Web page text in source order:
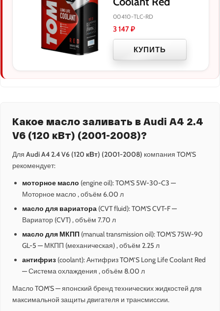
00410-TLC-RD
3 147₽
КУПИТЬ
Какое масло заливать в Audi A4 2.4
V6 (120 кВт) (2001-2008)?
Для Audi A4 2.4 V6 (120 кВт) (2001-2008) компания TOM'S
рекомендует:
моторное масло (engine oil): TOM'S 5W-30-C3 —
Моторное масло , объём 6.00 л
масло для вариатора (CVT fluid): TOM'S CVT-F —
Вариатор (CVT) , объём 7.70 л
масло для МКПП (manual transmission oil): TOM'S 75W-90
GL-5 — МКПП (механическая) , объём 2.25 л
антифриз (coolant): Антифриз TOM’S Long Life Coolant Red
— Система охлаждения , объём 8.00 л
Масло TOM'S — японский бренд технических жидкостей для
максимальной защиты двигателя и трансмиссии.